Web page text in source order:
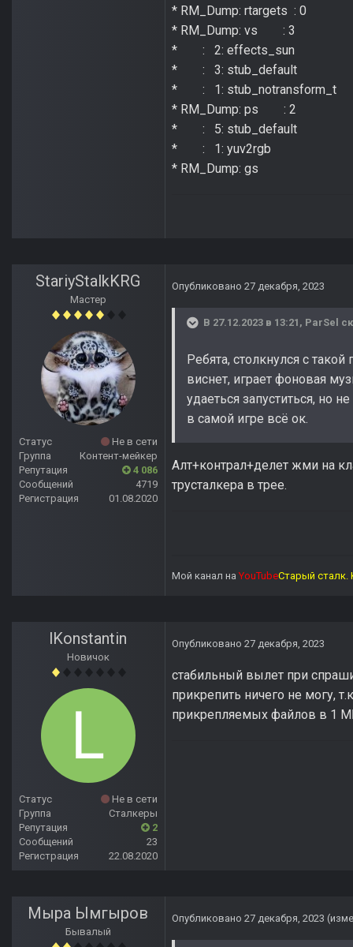
* RM_Dump: rtargets : 0
* RM_Dump: vs : 3
* : 2: effects_sun
* : 3: stub_default
* : 1: stub_notransform_t
* RM_Dump: ps : 2
* : 5: stub_default
* : 1: yuv2rgb
* RM_Dump: gs
StariyStalkKRG
Мастер
Статус
Не в сети
Группа
Контент-мейкер
Репутация
4 086
Сообщений
4719
Регистрация
01.08.2020
Опубликовано 27 декабря, 2023
В 27.12.2023 в 13:21, ParSel
Ребята, столкнулся с
виснет, играет фоновая
удаеться запуститься, но
в самой игре всё ок.
Алт+контрал+делет жми на
трусталкера в трее.
Мой канал наYouTubeСтарый сталк.
lKonstantin
Новичок
Статус
Не в сети
Группа
Сталкеры
Репутация
2
Сообщений
23
Регистрация
22.08.2020
Опубликовано 27 декабря, 2023
стабильный вылет при
прикрепить ничего не могу,
прикрепляемых файлов в 1
Мыра Ымгыров
Бывалый
Опубликовано 27 декабря, 2023